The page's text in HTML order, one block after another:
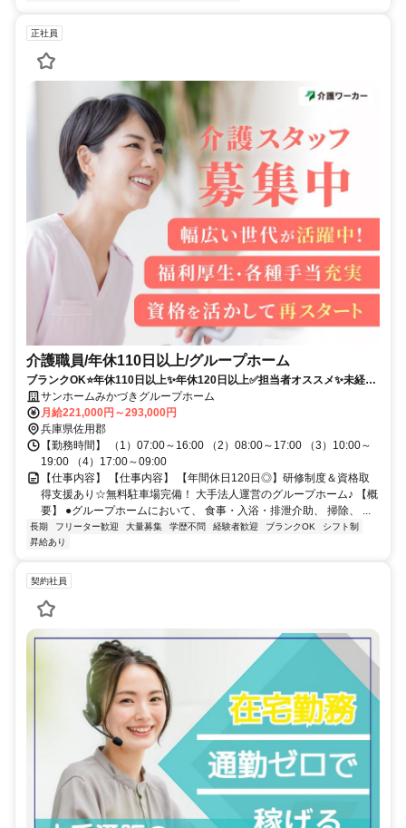
正社員
介護職員/年休110日以上/グループホーム
ブランクOK⭐️年休110日以上✨年休120日以上✅️担当者オススメ✨未経験
歓迎⭕️経験者優遇✨車通勤ＯＫ❗️高額求人
サンホームみかづきグループホーム
月給221,000円～293,000円
兵庫県佐用郡
【勤務時間】 （1）07:00～16:00 （2）08:00～17:00 （3）10:00～
19:00 （4）17:00～09:00
【仕事内容】 【仕事内容】 【年間休日120日◎】研修制度＆資格取
得支援あり☆無料駐車場完備！ 大手法人運営のグループホーム♪ 【概
要】 ●グループホームにおいて、 食事・入浴・排泄介助、 掃除、 ...
長期 フリーター歓迎 大量募集 学歴不問 経験者歓迎 ブランクOK
シフト制
昇給あり
契約社員